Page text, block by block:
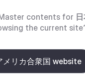
contents for
the current
リカ合衆国 website